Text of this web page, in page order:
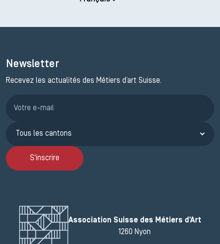
Newsletter
Recevez les actualités des Métiers d’art Suisse.
S'inscrire
Association Suisse des Métiers d'Art
1260 Nyon